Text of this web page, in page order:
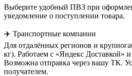
Выберите удобный ПВЗ при
уведомление о поступлении товара.
✈️ Транспортные компании
Для отдалённых регионов и
кг). Работаем с «Яндекс
Возможна отправка через вашу ТК.
получателем.